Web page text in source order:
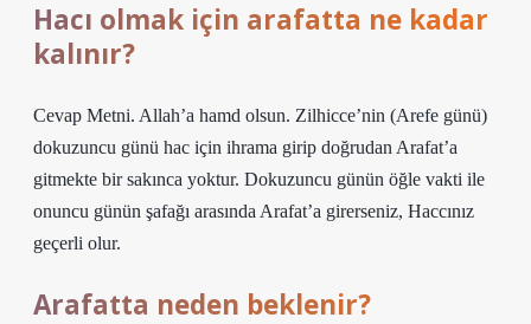
Hacı olmak için arafatta ne kadar
kalınır?
Cevap Metni. Allah’a hamd olsun. Zilhicce’nin (Arefe günü)
dokuzuncu günü hac için ihrama girip doğrudan Arafat’a
gitmekte bir sakınca yoktur. Dokuzuncu günün öğle vakti ile
onuncu günün şafağı arasında Arafat’a girerseniz, Haccınız
geçerli olur.
Arafatta neden beklenir?